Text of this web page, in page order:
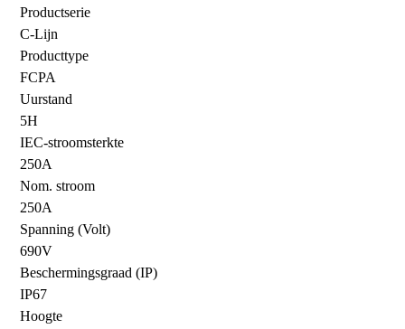
Productserie
C-Lijn
Producttype
FCPA
Uurstand
5H
IEC-stroomsterkte
250A
Nom. stroom
250A
Spanning (Volt)
690V
Beschermingsgraad (IP)
IP67
Hoogte